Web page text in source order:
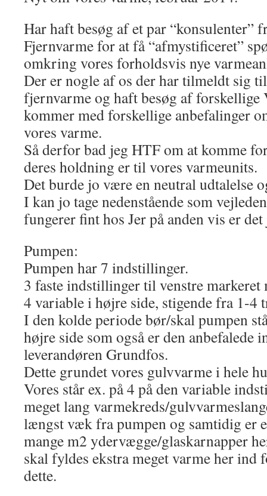
Har haft besøg af et par “konsulenter”
Fjernvarme for at få “afmystificeret”
omkring vores forholdsvis nye
Der er nogle af os der har tilmeldt sig
fjernvarme og haft besøg af forskellige
kommer med forskellige anbefalinger
vores varme.
Så derfor bad jeg HTF om at komme
deres holdning er til vores varmeunits.
Det burde jo være en neutral udtalelse
I kan jo tage nedenstående som
fungerer fint hos Jer på anden vis er
Pumpen:
Pumpen har 7 indstillinger.
3 faste indstillinger til venstre
4 variable i højre side, stigende fra 1-4
I den kolde periode bør/skal pumpen
højre side som også er den anbefalede
leverandøren Grundfos.
Dette grundet vores gulvvarme i hele
Vores står ex. på 4 på den variable
meget lang varmekreds/
længst væk fra pumpen og samtidig er
mange m2 ydervægge/glaskarnapper
skal fyldes ekstra meget varme her ind
dette.